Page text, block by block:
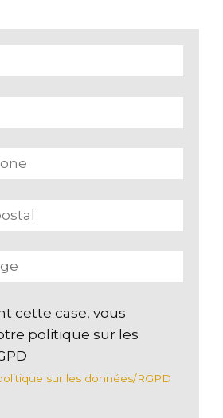
cette case, vous
politique sur les
sur les données/RGPD